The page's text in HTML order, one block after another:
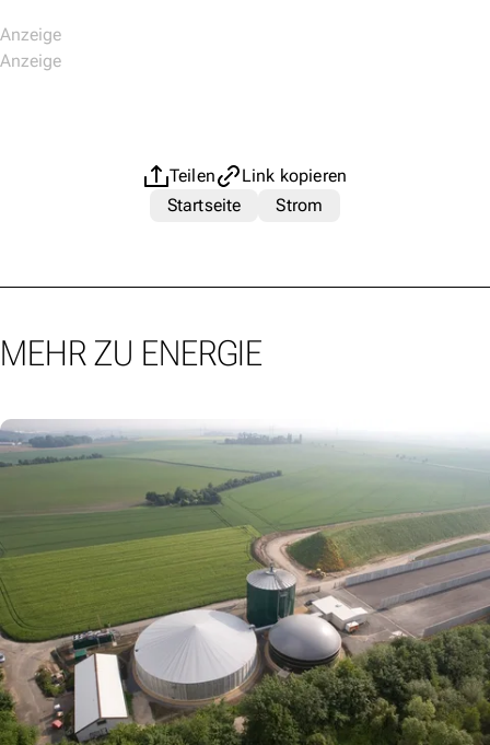
Teilen
Link kopieren
Startseite
Strom
MEHR ZU ENERGIE